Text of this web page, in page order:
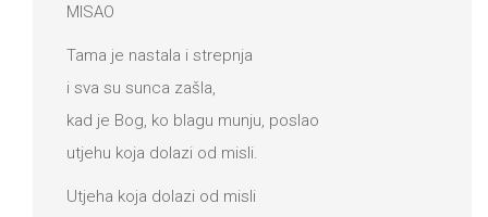
MISAO
Tama je nastala i strepnja
i sva su sunca zašla,
kad je Bog, ko blagu munju, poslao
utjehu koja dolazi od misli.
Utjeha koja dolazi od misli